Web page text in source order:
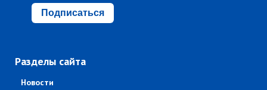
Подписаться
Разделы сайта
Новости